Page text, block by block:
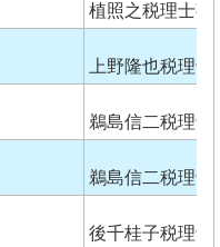
植照之税理士事
上野隆也税理士
鵜島信二税理士
鵜島信二税理士
後千桂子税理士